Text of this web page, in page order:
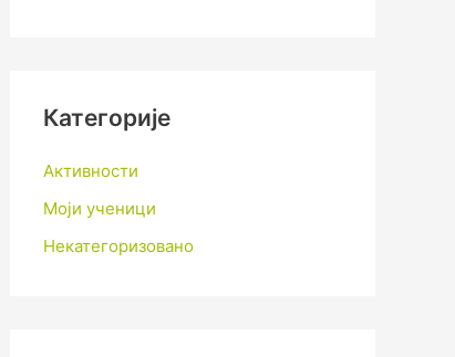
Категорије
Активности
Моји ученици
Некатегоризовано